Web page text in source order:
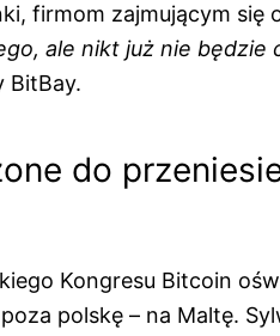
firmom zajmującym się
ale nikt już nie będzie
BitBay.
do
Kongresu Bitcoin
polskę – na Maltę.